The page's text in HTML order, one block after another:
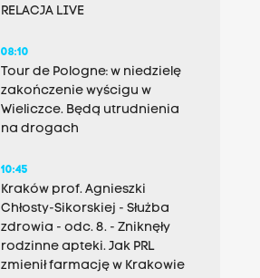
RELACJA LIVE
08:10
Tour de Pologne: w niedzielę
zakończenie wyścigu w
Wieliczce. Będą utrudnienia
na drogach
10:45
Kraków prof. Agnieszki
Chłosty-Sikorskiej - Służba
zdrowia - odc. 8. - Zniknęły
rodzinne apteki. Jak PRL
zmienił farmację w Krakowie